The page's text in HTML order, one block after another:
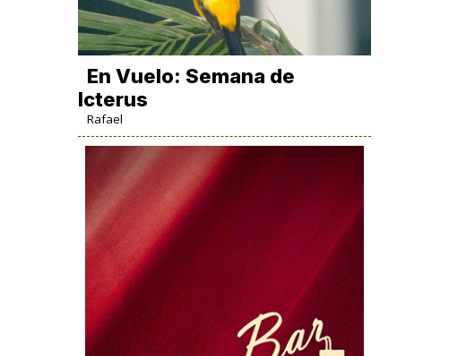
En Vuelo: Semana de
Icterus
Rafael